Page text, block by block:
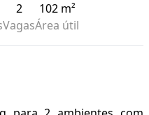
2
Vagas
102 m²
Área útil